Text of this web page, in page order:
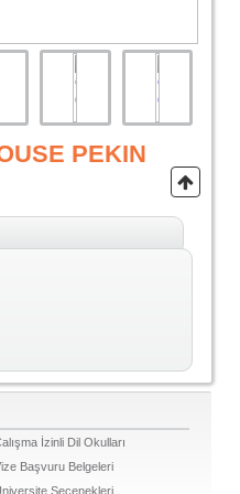
PEKIN
İzinli Dil Okulları
Başvuru Belgeleri
Seçenekleri